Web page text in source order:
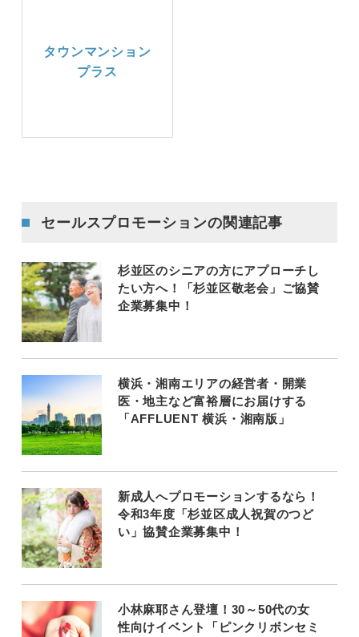
タウンマンション
プラス
セールスプロモーションの関連記事
杉並区のシニアの方にアプローチし
たい方へ！「杉並区敬老会」ご協賛
企業募集中！
横浜・湘南エリアの経営者・開業
医・地主など富裕層にお届けする
「AFFLUENT 横浜・湘南版」
新成人へプロモーションするなら！
令和3年度「杉並区成人祝賀のつど
い」協賛企業募集中！
小林麻耶さん登壇！30～50代の女
性向けイベント「ピンクリボンセミ